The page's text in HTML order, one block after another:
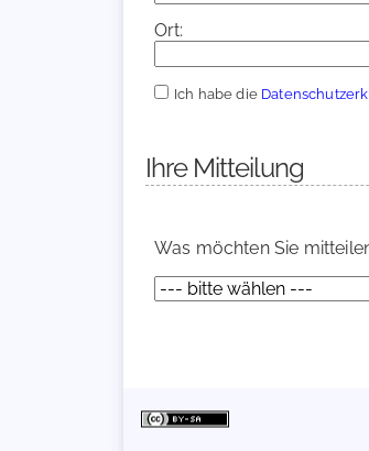
Ort:
Ich habe die
Ihre Mitteilung
Was möchten Sie